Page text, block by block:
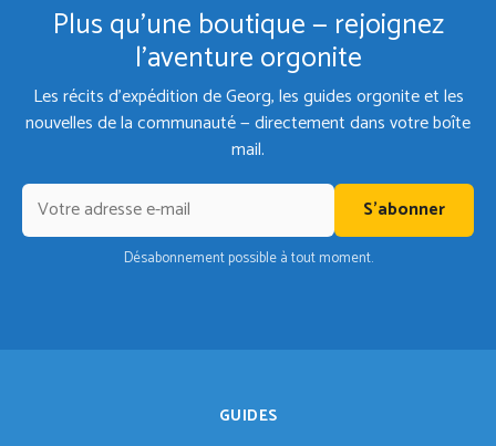
Plus qu'une boutique — rejoignez
l'aventure orgonite
Les récits d'expédition de Georg, les guides orgonite et les
nouvelles de la communauté — directement dans votre boîte
mail.
S'abonner
Désabonnement possible à tout moment.
GUIDES